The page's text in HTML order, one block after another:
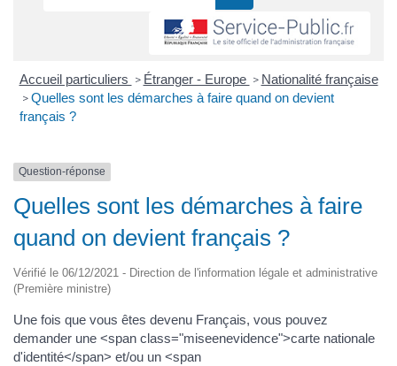
Accueil particuliers > Étranger - Europe > Nationalité française
> Quelles sont les démarches à faire quand on devient
français ?
Question-réponse
Quelles sont les démarches à faire
quand on devient français ?
Vérifié le 06/12/2021 - Direction de l'information légale et administrative
(Première ministre)
Une fois que vous êtes devenu Français, vous pouvez
demander une <span class="miseenevidence">carte nationale
d'identité</span> et/ou un <span